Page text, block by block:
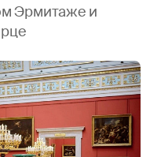
Эрмитаже и